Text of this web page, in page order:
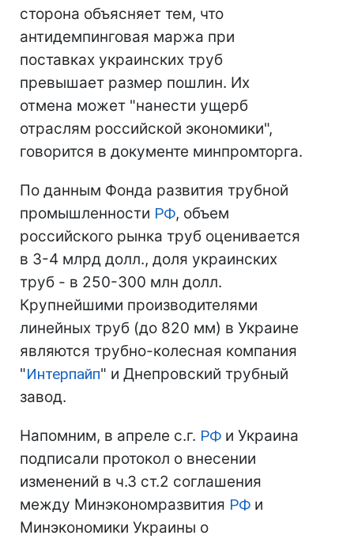
сторона объясняет тем, что
антидемпинговая маржа при
поставках украинских труб
превышает размер пошлин. Их
отмена может "нанести ущерб
отраслям российской экономики",
говорится в документе минпромторга.
По данным Фонда развития трубной
промышленности РФ, объем
российского рынка труб оценивается
в 3-4 млрд долл., доля украинских
труб - в 250-300 млн долл.
Крупнейшими производителями
линейных труб (до 820 мм) в Украине
являются трубно-колесная компания
"Интерпайп" и Днепровский трубный
завод.
Напомним, в апреле с.г. РФ и Украина
подписали протокол о внесении
изменений в ч.3 ст.2 соглашения
между Минэкономразвития РФ и
Минэкономики Украины о